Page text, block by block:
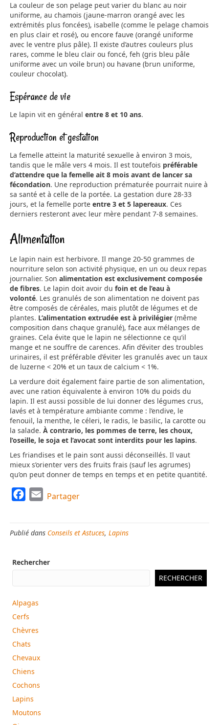
La couleur de son pelage peut varier du blanc au noir
uniforme, au chamois (jaune-marron orangé avec les
extrémités plus foncées), isabelle (comme le pelage chamois
en plus clair et rosé), ou encore fauve (orangé uniforme
avec le ventre plus pâle). Il existe d’autres couleurs plus
rares, comme le bleu clair ou foncé, feh (gris bleu pâle
uniforme avec un voile brun) ou havane (brun uniforme,
couleur chocolat).
Espérance de vie
Le lapin vit en général entre 8 et 10 ans.
Reproduction et gestation
La femelle atteint la maturité sexuelle à environ 3 mois,
tandis que le mâle vers 4 mois. Il est toutefois préférable
d’attendre que la femelle ait 8 mois avant de lancer sa
fécondation. Une reproduction prématurée pourrait nuire à
sa santé et à celle de la portée. La gestation dure 28-33
jours, et la femelle porte entre 3 et 5 lapereaux. Ces
derniers resteront avec leur mère pendant 7-8 semaines.
Alimentation
Le lapin nain est herbivore. Il mange 20-50 grammes de
nourriture selon son activité physique, en un ou deux repas
journalier. Son alimentation est exclusivement composée
de fibres. Le lapin doit avoir du foin et de l’eau à
volonté. Les granulés de son alimentation ne doivent pas
être composés de céréales, mais plutôt de légumes et de
plantes. L’alimentation extrudée est à privilégier (même
composition dans chaque granulé), face aux mélanges de
graines. Cela évite que le lapin ne sélectionne ce qu’il
mange et ne souffre de carences. Afin d’éviter des troubles
urinaires, il est préférable d’éviter les granulés avec un taux
de luzerne < 20% et un taux de calcium < 1%.
La verdure doit également faire partie de son alimentation,
avec une ration équivalente à environ 10% du poids du
lapin. Il est aussi possible de lui donner des légumes crus,
lavés et à température ambiante comme : l’endive, le
fenouil, la menthe, le céleri, le radis, le basilic, la carotte ou
la salade. À contrario, les pommes de terre, les choux,
l’oseille, le soja et l’avocat sont interdits pour les lapins.
Les friandises et le pain sont aussi déconseillés. Il vaut
mieux s’orienter vers des fruits frais (sauf les agrumes)
qu’on peut donner de temps en temps et en petite quantité.
c
e
o
a
i
Partager
Publié dans Conseils et Astuces, Lapins
Rechercher
RECHERCHER
Alpagas
Cerfs
Chèvres
Chats
Chevaux
Chiens
Cochons
Lapins
Moutons